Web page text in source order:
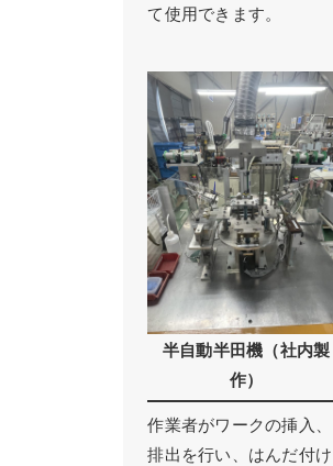
て使用できます。
半自動半田機（社内製
作）
作業者がワークの挿入、
排出を行い、はんだ付け